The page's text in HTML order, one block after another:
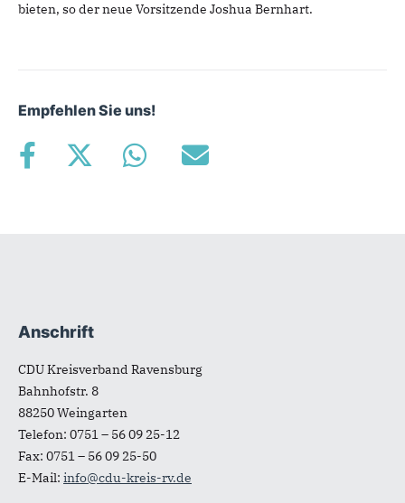
bieten, so der neue Vorsitzende Joshua Bernhart.
Empfehlen Sie uns!
Fußbereich
Anschrift
CDU Kreisverband Ravensburg
Bahnhofstr. 8
88250Weingarten
Telefon: 0751 – 56 09 25-12
Fax: 0751 – 56 09 25-50
E-Mail: info@cdu-kreis-rv.de